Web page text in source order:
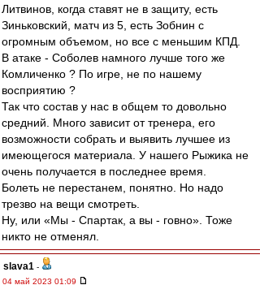
Литвинов, когда ставят не в защиту, есть
Зиньковский, матч из 5, есть Зобнин с
огромным объемом, но все с меньшим КПД.
В атаке - Соболев намного лучше того же
Комличенко ? По игре, не по нашему
восприятию ?
Так что состав у нас в общем то довольно
средний. Много зависит от тренера, его
возможности собрать и выявить лучшее из
имеющегося материала. У нашего Рыжика не
очень получается в последнее время.
Болеть не перестанем, понятно. Но надо
трезво на вещи смотреть.
Ну, или «Мы - Спартак, а вы - говно». Тоже
никто не отменял.
slava1 -
04 май 2023 01:09